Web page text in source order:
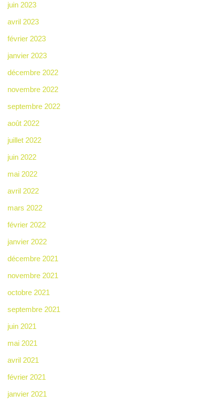
juin 2023
avril 2023
février 2023
janvier 2023
décembre 2022
novembre 2022
septembre 2022
août 2022
juillet 2022
juin 2022
mai 2022
avril 2022
mars 2022
février 2022
janvier 2022
décembre 2021
novembre 2021
octobre 2021
septembre 2021
juin 2021
mai 2021
avril 2021
février 2021
janvier 2021